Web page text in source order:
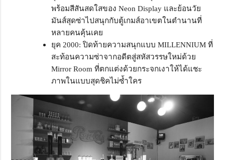
พร้อมสีสันสดใสของ Neon Display และย้อนวัย
มันส์สุดซ่าไปสนุกกับตู้เกมส์อาเขตในตำนานที่
หลายคนคุ้นเคย
ยุค 2000: ปิดท้ายความสนุกแบบ MILLENNIUM ที่
สะท้อนความซ่าจากอดีตสู่สหัสวรรษใหม่ด้วย
Mirror Room ที่ตกแต่งด้วยกระจกเงาให้ได้แชะ
ภาพในแบบสุดชิคไม่ซ้ำใคร